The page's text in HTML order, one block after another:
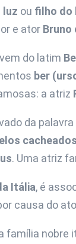
luz ou filho do
e ator Bruno
do latim
ber
a atriz
da
cacheados
. Uma atriz
Itália, é
causa do
família nobre